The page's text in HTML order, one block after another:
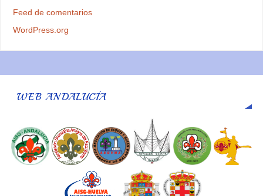
Feed de comentarios
WordPress.org
WEB ANDALUCÍA